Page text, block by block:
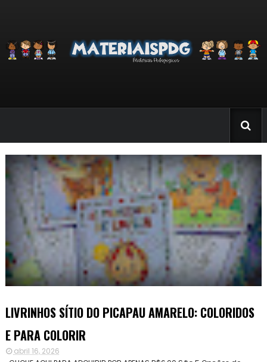
LIVRINHOS SÍTIO DO PICAPAU AMARELO: COLORIDOS
E PARA COLORIR
abril 16, 2026